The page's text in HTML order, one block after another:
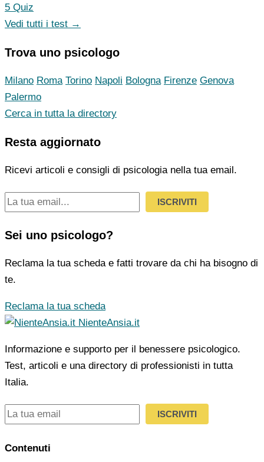
5 Quiz
Vedi tutti i test →
Trova uno psicologo
Milano Roma Torino Napoli Bologna Firenze Genova
Palermo
Cerca in tutta la directory
Resta aggiornato
Ricevi articoli e consigli di psicologia nella tua email.
ISCRIVITI
Sei uno psicologo?
Reclama la tua scheda e fatti trovare da chi ha bisogno di
te.
Reclama la tua scheda
NienteAnsia.it
Informazione e supporto per il benessere psicologico.
Test, articoli e una directory di professionisti in tutta
Italia.
ISCRIVITI
Contenuti